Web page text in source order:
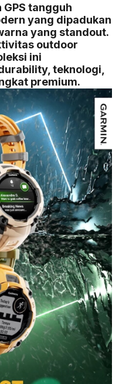
tangguh
yang dipadukan
yang standout.
outdoor
ini
teknologi,
premium.